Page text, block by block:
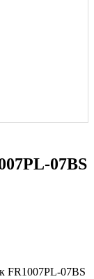
07BS
FR1007PL-07BS